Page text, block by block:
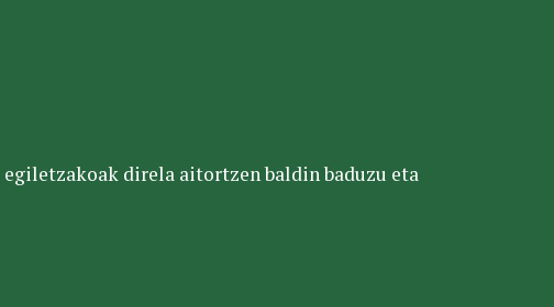
direla aitortzen baldin baduzu eta